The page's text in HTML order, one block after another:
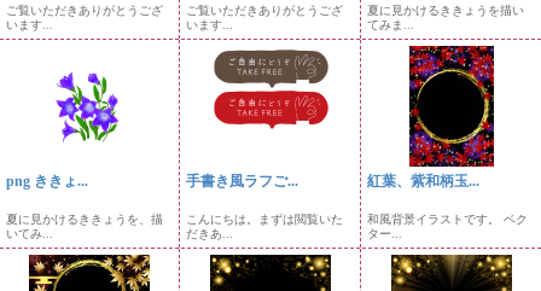
ご覧いただきありがとうござ
います...
ご覧いただきありがとうござ
います...
夏に見かけるききょうを描い
てみま...
png ききょ...
夏に見かけるききょうを、描
いてみ...
手書き風ラフご...
こんにちは。まずは閲覧いた
だきあ...
紅葉、紫和柄玉...
和風背景イラストです。 ベク
ター...